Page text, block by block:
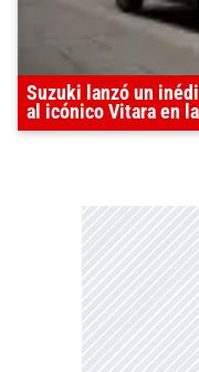
Suzuki lanzó un
al icónico Vitara en